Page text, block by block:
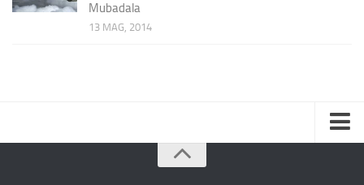
Mubadala
13 MAG, 2014